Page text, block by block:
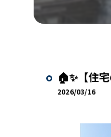
🏠✨【住
2026/03/16